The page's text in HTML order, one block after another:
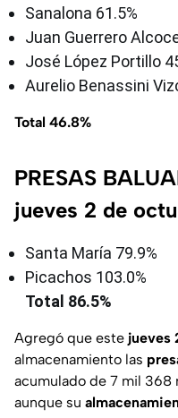
Sanalona 61.5%
Juan Guerrero
José López Portillo
Aurelio Benassini
Total 46.8%
PRESAS
jueves 2 de
Santa María 79.9%
Picachos 103.0%
Total 86.5%
Agregó que este jueves
almacenamiento las
acumulado de 7 mil
aunque su